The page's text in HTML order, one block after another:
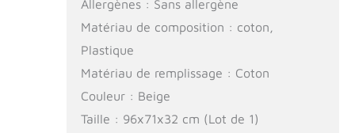
Allergènes : Sans allergène
Matériau de composition : coton,
Plastique
Matériau de remplissage : Coton
Couleur : Beige
Taille : 96x71x32 cm (Lot de 1)